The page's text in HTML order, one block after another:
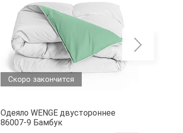
Скоро закончится
Одеяло WENGE двустороннее
86007-9 Бамбук